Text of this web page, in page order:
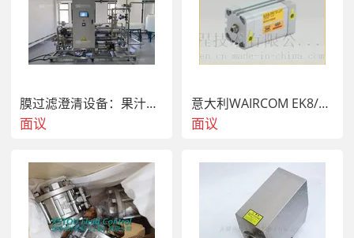
膜过滤澄清设备：果汁、果酒、酵素专用提纯解决方案
面议
意大利WAIRCOM EK8/MF 手动操作杠杆阀 (3/2功能 1/8接口) 现货
面议